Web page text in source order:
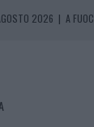
2026 | A
|